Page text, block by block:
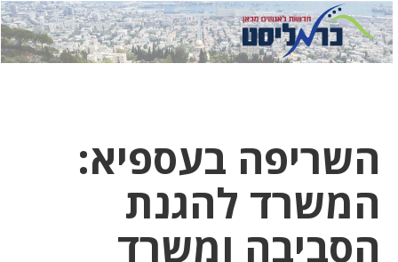
לחץ
כאן
לחץ
כדי
השריפה בעספיא:
המשרד להגנת
הסביבה ומשרד